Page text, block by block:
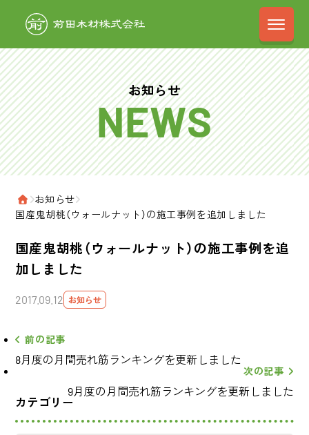
前田木材株式
お知らせ
ホーム
›お知らせ›
国産鬼胡桃（ウォールナット）の施工事例を追加しました
国産鬼胡桃（ウォールナット）の施工事例を追
加しました
2017.09.12 お知らせ
前の記事
8月度の月間売れ筋ランキングを更新しました
次の記事
9月度の月間売れ筋ランキングを更新しました
カテゴリー